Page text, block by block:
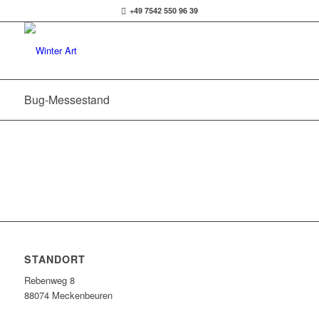
+49 7542 550 96 39
Bug-Messestand
STANDORT
Rebenweg 8
88074 Meckenbeuren